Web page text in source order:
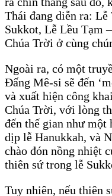
Thái đang diễn ra:
Sukkot, Lễ Lều Tạm
Chúa Trời ở cùng
Ngoài ra, có một
Đấng Mê-si sẽ đến
và xuất hiện công
Chúa Trời, với lòng
đến thế gian như
dịp lễ Hanukkah, và
chào đón nồng nhiệt
thiên sứ trong lễ
Tuy nhiên, nếu thiên